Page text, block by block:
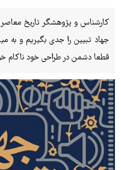
کارشناس و پژوهشگر تاریخ معاصر
جهاد تبیین را جدی بگیریم و به
قطعا دشمن در طراحی خود ناکام